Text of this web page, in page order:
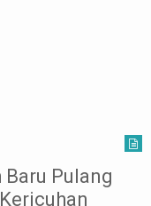
Baru Pulang